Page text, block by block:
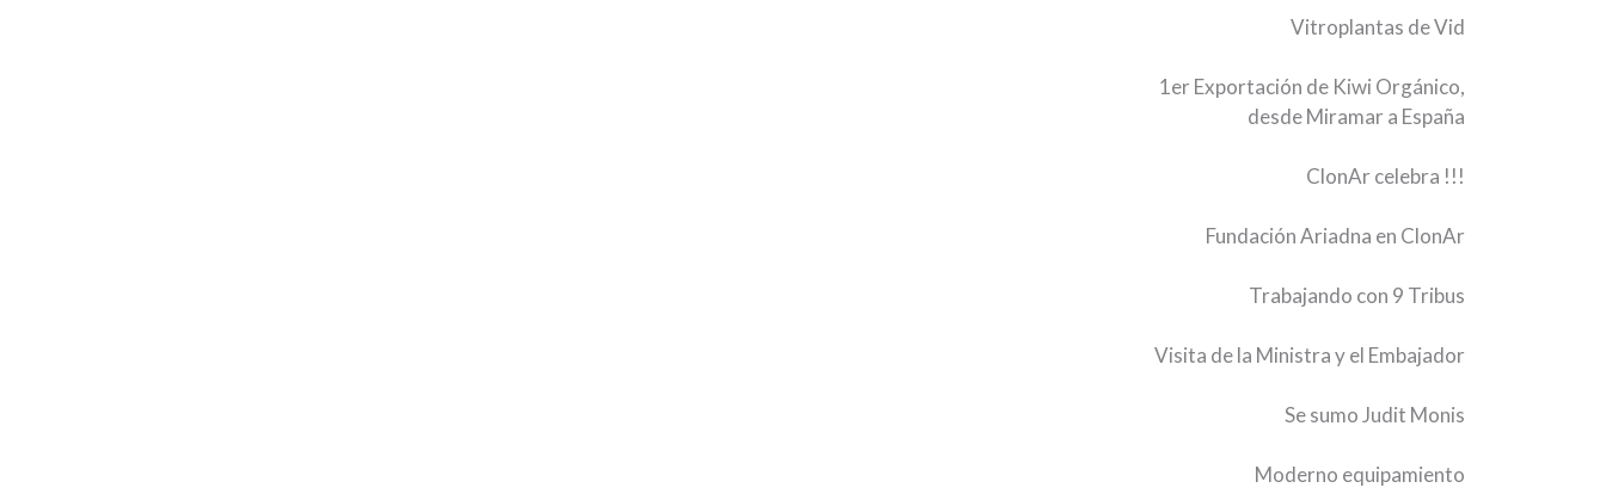
Vitroplantas de Vid
1er Exportación de Kiwi Orgánico,
desde Miramar a España
ClonAr celebra !!!
Fundación Ariadna en ClonAr
Trabajando con 9 Tribus
Visita de la Ministra y el Embajador
Se sumo Judit Monis
Moderno equipamiento